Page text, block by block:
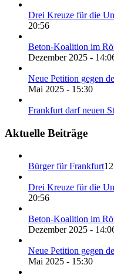
Drei Kreuze für die
20:56
Beton-Koalition im
Dezember 2025 -
Neue Petition gegen
Mai 2025 - 15:30
Frankfurt darf neuen
Aktuelle Beiträge
Bürger für Frankfurt
Drei Kreuze für die
20:56
Beton-Koalition im
Dezember 2025 -
Neue Petition gegen
Mai 2025 - 15:30